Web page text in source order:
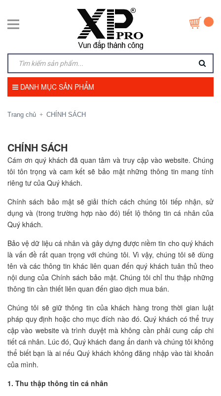
DANH MỤC SẢN PHẨM
Trang chủ + CHÍNH SÁCH
CHÍNH SÁCH
Cám ơn quý khách đã quan tâm và truy cập vào website. Chúng
tôi tôn trọng và cam kết sẽ bảo mật những thông tin mang tính
riêng tư của Quý khách.
Chính sách bảo mật sẽ giải thích cách chúng tôi tiếp nhận, sử
dụng và (trong trường hợp nào đó) tiết lộ thông tin cá nhân của
Quý khách.
Bảo vệ dữ liệu cá nhân và gây dựng được niềm tin cho quý khách
là vấn đề rất quan trọng với chúng tôi. Vì vậy, chúng tôi sẽ dùng
tên và các thông tin khác liên quan đến quý khách tuân thủ theo
nội dung của Chính sách bảo mật. Chúng tôi chỉ thu thập những
thông tin cần thiết liên quan đến giao dịch mua bán.
Chúng tôi sẽ giữ thông tin của khách hàng trong thời gian luật
pháp quy định hoặc cho mục đích nào đó. Quý khách có thể truy
cập vào website và trình duyệt mà không cần phải cung cấp chi
tiết cá nhân. Lúc đó, Quý khách đang ẩn danh và chúng tôi không
thể biết bạn là ai nếu Quý khách không đăng nhập vào tài khoản
của mình.
1. Thu thập thông tin cá nhân